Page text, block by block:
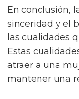
En conclusión,
sinceridad y el
las cualidades
Estas
atraer a una
mantener una